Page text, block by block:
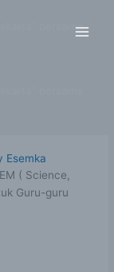
bersama
Esemka
( Science,
Guru-guru